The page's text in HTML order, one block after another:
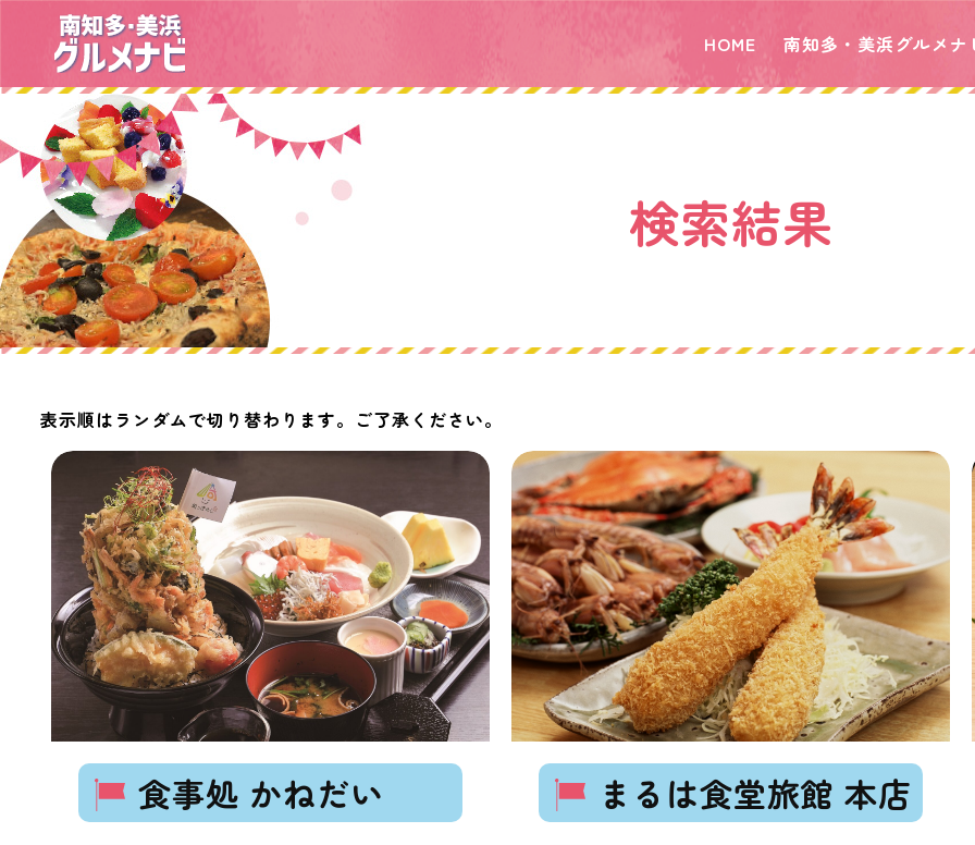
HOME 南知多・美浜グルメナ
検索結果
表示順はランダムで切り替わります。ご了承ください。
食事処 かねだい まるは食堂旅館 本店